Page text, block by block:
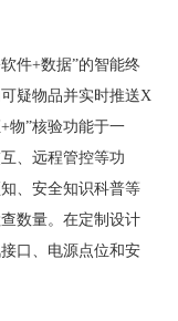
件+数据”的智能终
疑物品并实时推送X
物”核验功能于一
、远程管控等功
、安全知识科普等
数量。在定制设计
口、电源点位和安